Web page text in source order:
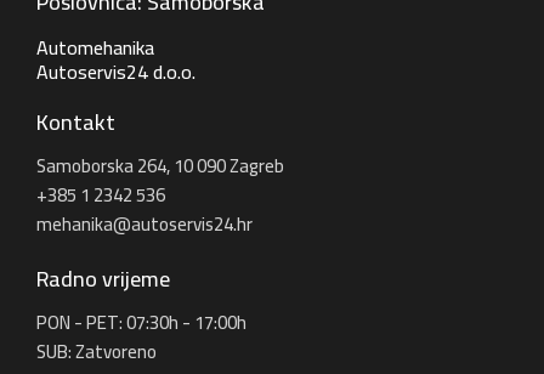
Automehanika
Autoservis24 d.o.o.
Kontakt
Samoborska 264, 10 090 Zagreb
+385 1 2342 536
mehanika@autoservis24.hr
Radno vrijeme
PON - PET: 07:30h - 17:00h
SUB: Zatvoreno